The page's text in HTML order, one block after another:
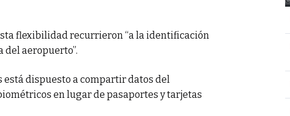
flexibilidad recurrieron “a la identificación
aeropuerto”.
está dispuesto a compartir datos del
en lugar de pasaportes y tarjetas